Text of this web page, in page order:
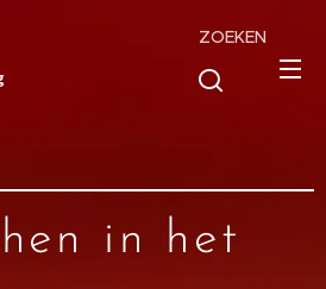
ZOEKEN
in het